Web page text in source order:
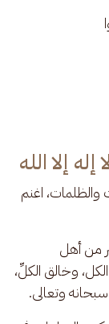
إلا الله
والظلمات، اغنم
من أهل
وخالق الكلِّ،
وتعالى.